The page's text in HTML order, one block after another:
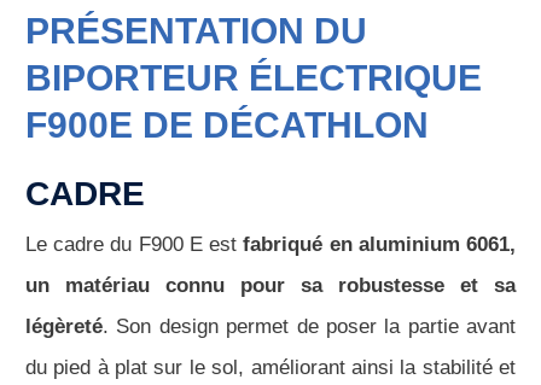
PRÉSENTATION DU
BIPORTEUR ÉLECTRIQUE
F900E DE DÉCATHLON
CADRE
Le cadre du F900 E estfabriqué en aluminium 6061,
un matériau connu pour sa robustesse et sa
légèreté. Son design permet de poser la partie avant
du pied à plat sur le sol, améliorant ainsi la stabilité et